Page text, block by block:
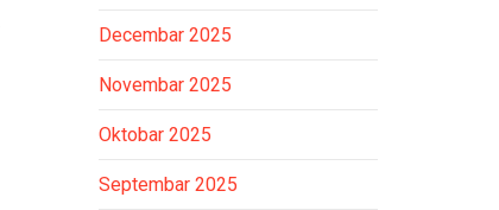
Decembar 2025
Novembar 2025
Oktobar 2025
Septembar 2025